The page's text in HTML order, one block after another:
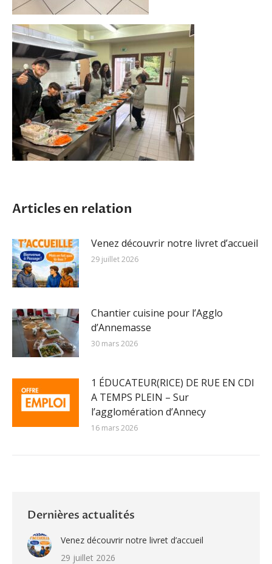
Articles en relation
Venez découvrir notre livret d’accueil
29 juillet 2026
Chantier cuisine pour l’Agglo
d’Annemasse
30 mars 2026
1 ÉDUCATEUR(RICE) DE RUE EN CDI
A TEMPS PLEIN – Sur
l’agglomération d’Annecy
16 mars 2026
Dernières actualités
Venez découvrir notre livret d’accueil
29 juillet 2026